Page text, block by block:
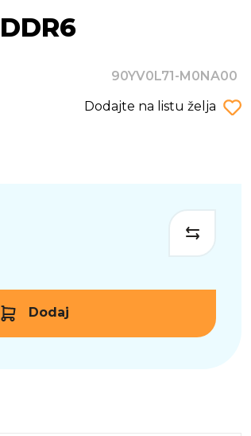
90YV0L71-M0NA00
Dodajte na listu želja
Dodaj